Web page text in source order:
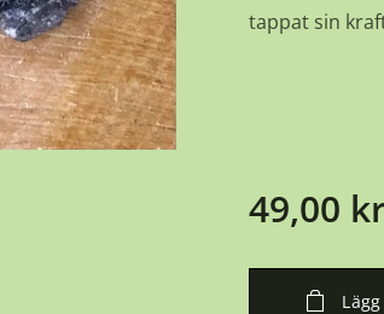
tappat sin
49,00